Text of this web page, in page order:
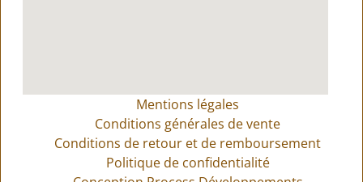
Mentions légales
Conditions générales de vente
Conditions de retour et de remboursement
Politique de confidentialité